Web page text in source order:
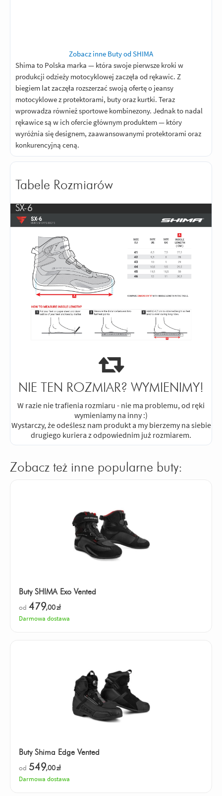
Zobacz inne Buty od SHIMA
Shima to Polska marka — która swoje pierwsze kroki w
produkcji odzieży motocyklowej zaczęła od rękawic. Z
biegiem lat zaczęła rozszerzać swoją ofertę o jeansy
motocyklowe z protektorami, buty oraz kurtki. Teraz
wprowadza również sportowe kombinezony. Jednak to nadal
rękawice są w ich ofercie głównym produktem — który
wyróżnia się designem, zaawansowanymi protektorami oraz
konkurencyjną ceną.
Tabele Rozmiarów
SX-6
NIE TEN ROZMIAR? WYMIENIMY!
W razie nie trafienia rozmiaru - nie ma problemu, od ręki
wymieniamy na inny :)
Wystarczy, że odeślesz nam produkt a my bierzemy na siebie
drugiego kuriera z odpowiednim już rozmiarem.
Zobacz też inne popularne buty:
Buty SHIMA Exo Vented
od 479,00zł
Darmowa dostawa
Buty Shima Edge Vented
od 549,00zł
Darmowa dostawa